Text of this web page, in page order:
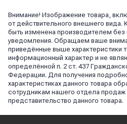
Внимание! Изображение товара,
от действительного внешнего
быть изменена производителем без
уведомления. Обращаем ваше
приведённые выше характеристики
информационный характер и не
определённой п. 2 ст. 437
Федерации. Для получения
характеристиках данного товара
сотрудникам нашего отдела продаж
представительство данного товара.